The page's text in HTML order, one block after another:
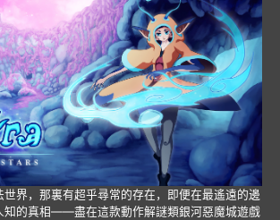
界，那裏有超乎尋常的存在，即便在最遙遠的邊
知的真相——盡在這款動作解謎類銀河惡魔城遊戲